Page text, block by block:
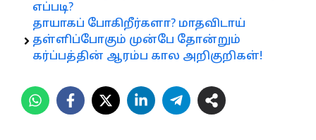
எப்படி?
தாயாகப் போகிறீர்களா? மாதவிடாய்
தள்ளிப்போகும் முன்பே தோன்றும்
கர்ப்பத்தின் ஆரம்ப கால அறிகுறிகள்!